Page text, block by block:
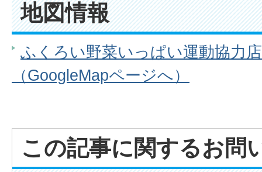
地図情報
ふくろい野菜いっぱい運動協力
（GoogleMapページへ）
この記事に関するお問